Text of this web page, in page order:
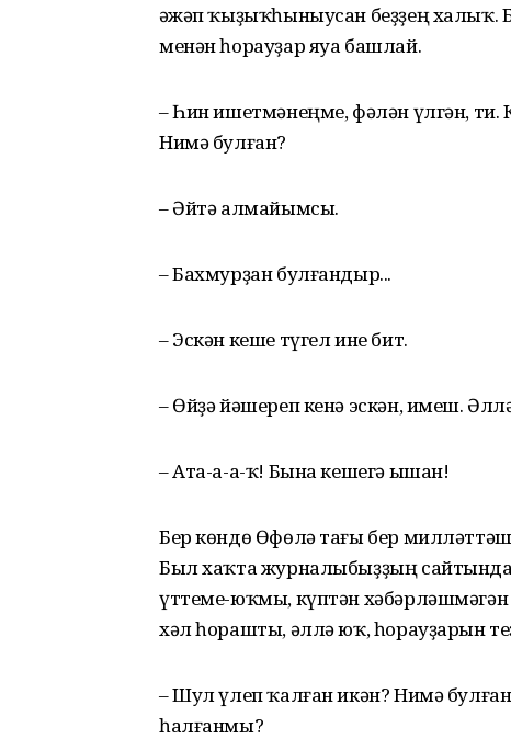
Ғәжәп ҡыҙыҡһыныусан беҙҙең халыҡ.
менән һорауҙар яуа башлай.
– Һин ишетмәнеңме, фәлән үлгән,
Нимә булған?
– Әйтә алмайымсы.
– Бахмурҙан булғандыр...
– Эскән кеше түгел ине бит.
– Өйҙә йәшереп кенә эскән, имеш.
– Ата-а-а-ҡ! Бына кешегә ышан!
Бер көндө Өфөлә тағы бер
Был хаҡта журналыбыҙҙың
үттеме-юҡмы, күптән
хәл һорашты, әллә юҡ, һорауҙарын
– Шул үлеп ҡалған икән? Нимә
һалғанмы?